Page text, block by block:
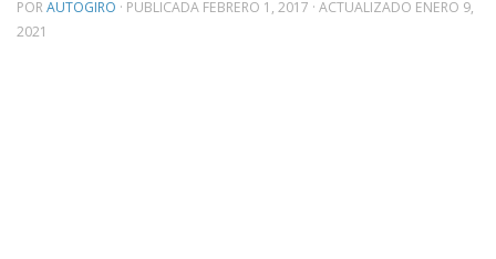
PORAUTOGIRO · PUBLICADA FEBRERO 1, 2017 · ACTUALIZADO ENERO 9,
2021